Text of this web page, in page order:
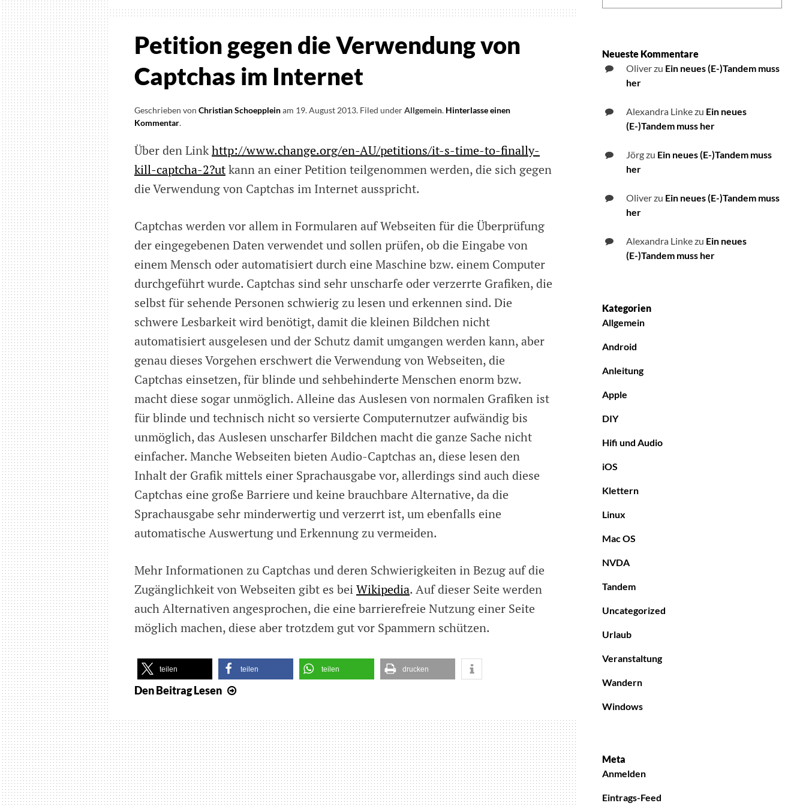
Petition gegen die Verwendung von
Captchas im Internet
Geschrieben von Christian Schoeppleinam 19. August 2013. Filed underAllgemein. Hinterlasse einen
Kommentaron
gegen
Verwendung
von
Internet
.
Über den Linkhttp://www.change.org/en-AU/petitions/it-s-time-to-finally-
kill-captcha-2?utkann an einer Petition teilgenommen werden, die sich gegen
die Verwendung von Captchas im Internet ausspricht.
Captchas werden vor allem in Formularen auf Webseiten für die Überprüfung
der eingegebenen Daten verwendet und sollen prüfen, ob die Eingabe von
einem Mensch oder automatisiert durch eine Maschine bzw. einem Computer
durchgeführt wurde. Captchas sind sehr unscharfe oder verzerrte Grafiken, die
selbst für sehende Personen schwierig zu lesen und erkennen sind. Die
schwere Lesbarkeit wird benötigt, damit die kleinen Bildchen nicht
automatisiert ausgelesen und der Schutz damit umgangen werden kann, aber
genau dieses Vorgehen erschwert die Verwendung von Webseiten, die
Captchas einsetzen, für blinde und sehbehinderte Menschen enorm bzw.
macht diese sogar unmöglich. Alleine das Auslesen von normalen Grafiken ist
für blinde und technisch nicht so versierte Computernutzer aufwändig bis
unmöglich, das Auslesen unscharfer Bildchen macht die ganze Sache nicht
einfacher. Manche Webseiten bieten Audio-Captchas an, diese lesen den
Inhalt der Grafik mittels einer Sprachausgabe vor, allerdings sind auch diese
Captchas eine große Barriere und keine brauchbare Alternative, da die
Sprachausgabe sehr minderwertig und verzerrt ist, um ebenfalls eine
automatische Auswertung und Erkennung zu vermeiden.
Mehr Informationen zu Captchas und deren Schwierigkeiten in Bezug auf die
Zugänglichkeit von Webseiten gibt es beiWikipedia. Auf dieser Seite werden
auch Alternativen angesprochen, die eine barrierefreie Nutzung einer Seite
möglich machen, diese aber trotzdem gut vor Spammern schützen.
teilen teilen teilen drucken
Den BeitragLesen
die
Verwendung
von
Captchas
im
Neueste Kommentare
Oliverzu Ein neues (E-)Tandem muss
her
Alexandra Linkezu Ein neues
(E-)Tandem muss her
Jörgzu Ein neues (E-)Tandem muss
her
Oliverzu Ein neues (E-)Tandem muss
her
Alexandra Linkezu Ein neues
(E-)Tandem muss her
Kategorien
Allgemein
Android
Anleitung
Apple
DIY
Hifi und Audio
iOS
Klettern
Linux
Mac OS
NVDA
Tandem
Uncategorized
Urlaub
Veranstaltung
Wandern
Windows
Meta
Anmelden
Eintrags-Feed